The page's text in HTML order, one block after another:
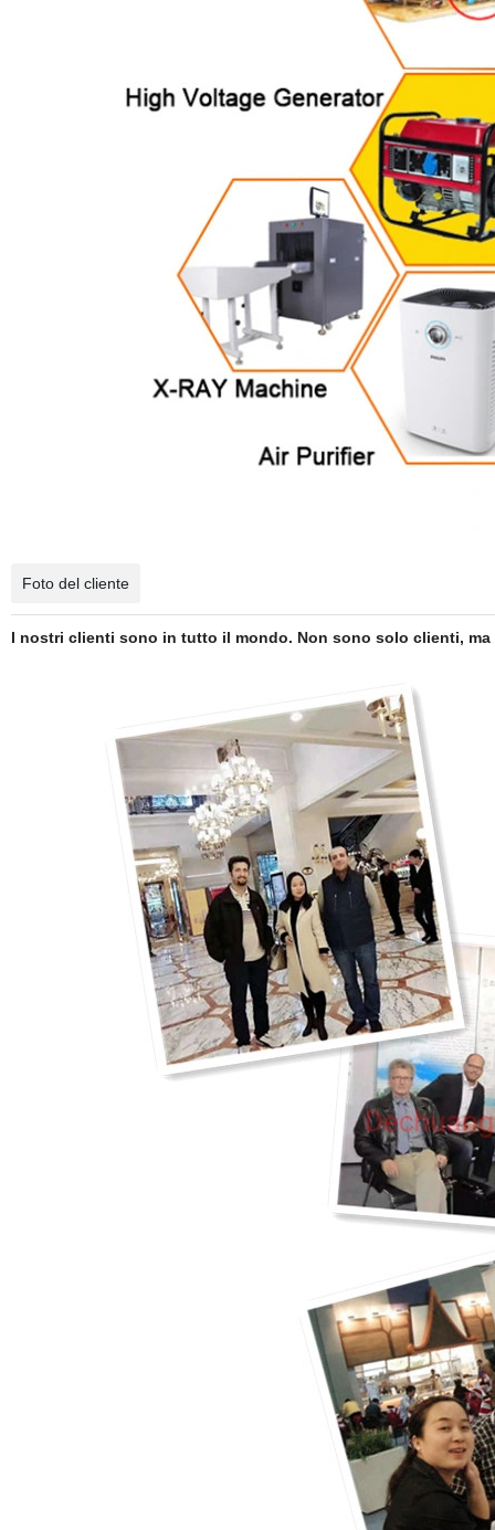
Foto del cliente
I nostri clienti sono in tutto il mondo. Non sono solo clienti, ma